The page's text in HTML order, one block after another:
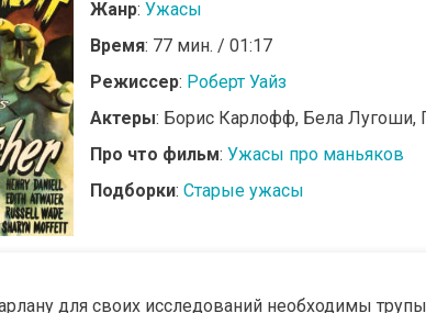
Жанр: Ужасы
Время: 77 мин. / 01:17
Режиссер: Роберт Уайз
Актеры: Борис Карлофф, Бела Лугоши,
Про что фильм: Ужасы про маньяков
Подборки: Старые ужасы
для своих исследований необходимы